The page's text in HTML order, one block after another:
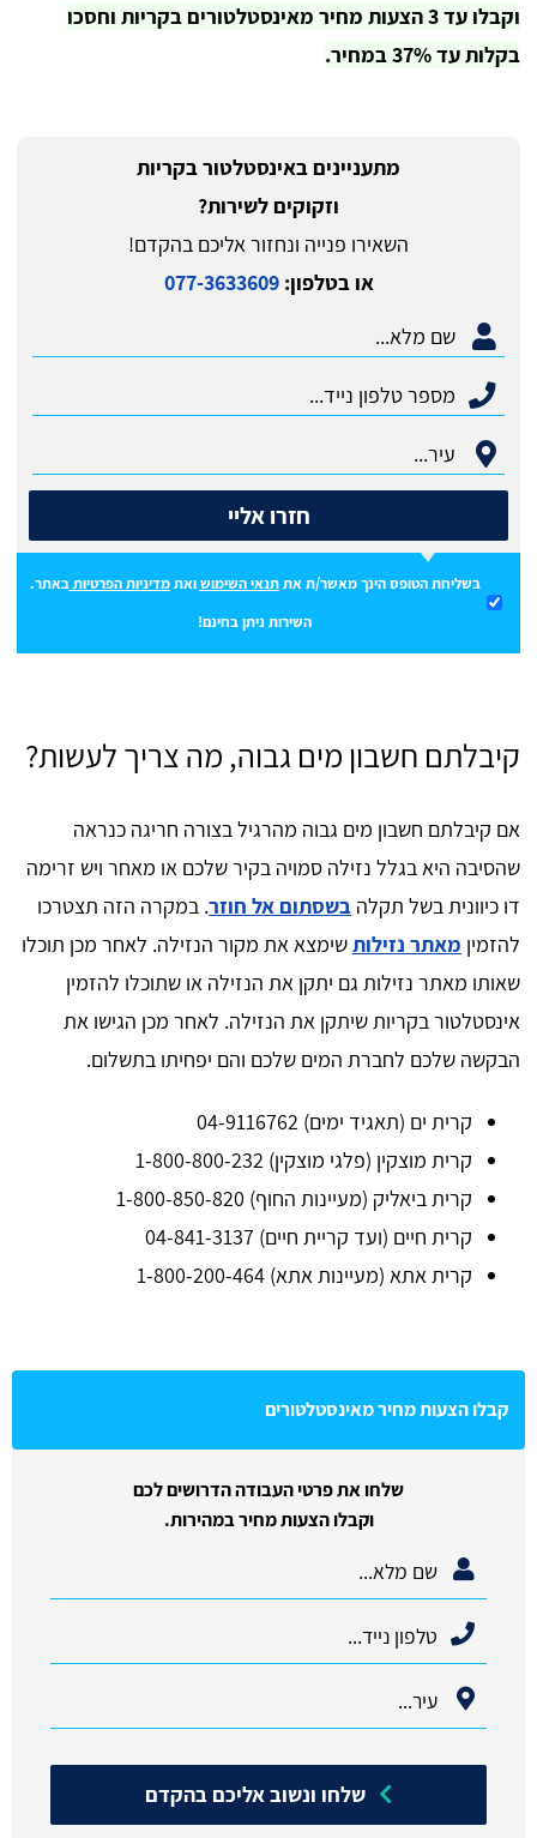
וקבלו עד 3 הצעות מחיר מאינסטלטורים בקריות וחסכו
בקלות עד 37% במחיר.
מתעניינים באינסטלטור בקריות
וזקוקים לשירות?
השאירו פנייה ונחזור אליכם בהקדם!
או בטלפון:077-3633609
חזרו אליי
בשליחת הטופס הינך מאשר/ת אתתנאי השימושואתמדיניות הפרטיות באתר.
השירות ניתן בחינם!
קיבלתם חשבון מים גבוה, מה צריך לעשות?
אם קיבלתם חשבון מים גבוה מהרגיל בצורה חריגה כנראה
שהסיבה היא בגלל נזילה סמויה בקיר שלכם או מאחר ויש זרימה
דו כיוונית בשל תקלה בשסתום אל חוזר. במקרה הזה תצטרכו
להזמין מאתר נזילותשימצא את מקור הנזילה. לאחר מכן תוכלו
שאותו מאתר נזילות גם יתקן את הנזילה או שתוכלו להזמין
אינסטלטור בקריות שיתקן את הנזילה. לאחר מכן הגישו את
הבקשה שלכם לחברת המים שלכם והם יפחיתו בתשלום.
קרית ים (תאגיד ימים) 04-9116762
קרית מוצקין (פלגי מוצקין) 1-800-800-232
קרית ביאליק (מעיינות החוף) 1-800-850-820
קרית חיים (ועד קריית חיים) 04-841-3137
קרית אתא (מעיינות אתא) 1-800-200-464
קבלו הצעות מחיר מאינסטלטורים
שלחו את פרטי העבודה הדרושים לכם
וקבלו הצעות מחיר במהירות.